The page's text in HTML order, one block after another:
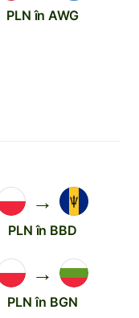
PLN în AWG
→
PLN în BBD
→
PLN în BGN